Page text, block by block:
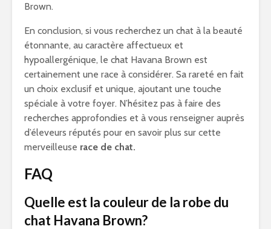
Brown.
En conclusion, si vous recherchez un chat à la beauté
étonnante, au caractère affectueux et
hypoallergénique, le chat Havana Brown est
certainement une race à considérer. Sa rareté en fait
un choix exclusif et unique, ajoutant une touche
spéciale à votre foyer. N’hésitez pas à faire des
recherches approfondies et à vous renseigner auprès
d’éleveurs réputés pour en savoir plus sur cette
merveilleuse race de chat.
FAQ
Quelle est la couleur de la robe du
chat Havana Brown?